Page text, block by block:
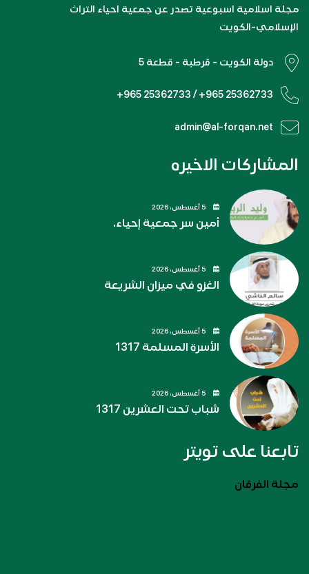
مجلة اسلامية اسبوعية تصدر عن جمعية احياء التراث
الإسلامي-الكويت
دولة الكويت - قرطبة - قطعة 5
+965 25362733 / +965 25362733
admin@al-forqan.net
المشاركات الاخيره
أمين سر جمعية إحياء.
الغزو في ميزان الشريعة
الأسرة المسلمة 1317
شباب تحت العشرين 1317
تابعنا على تويتر
مجلة الفرقان